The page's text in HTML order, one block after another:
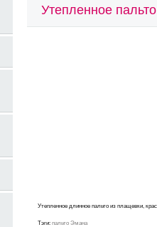
Утепленное
Утепленное длинное пальто из плащевки,
Тэги: пальто Эмана